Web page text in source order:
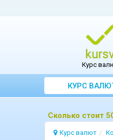
Курс
КУРС
Сколько стоит
Курс валют